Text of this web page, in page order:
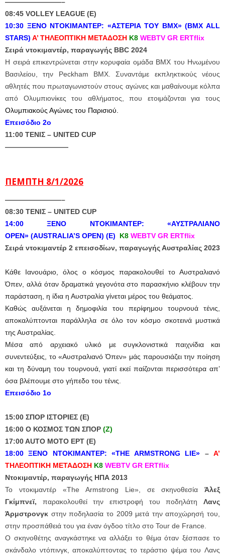
08:45 VOLLEY LEAGUE (E)
10:30 ΞΕΝΟ ΝΤΟΚΙΜΑΝΤΕΡ: «ΑΣΤΕΡΙΑ ΤΟΥ ΒΜΧ» (BMX ALL
STARS) Α’ ΤΗΛΕΟΠΤΙΚΗ ΜΕΤΑΔΟΣΗ Κ8 WEBTV GR ERTflix
Σειρά ντοκιμαντέρ, παραγωγής BBC 2024
Η σειρά επικεντρώνεται στην κορυφαία ομάδα ΒΜΧ του Ηνωμένου
Βασιλείου, την Peckham BMX. Συναντάμε εκπληκτικούς νέους
αθλητές που πρωταγωνιστούν στους αγώνες και μαθαίνουμε κόλπα
από Ολυμπιονίκες του αθλήματος, που ετοιμάζονται για τους
Ολυμπιακούς Αγώνες του Παρισιού.
Επεισόδιο 2ο
11:00 ΤΕΝΙΣ – UNITED CUP
—————————
ΠΕΜΠΤΗ 8/1/2026
————————–
08:30 ΤΕΝΙΣ – UNITED CUP
14:00 ΞΕΝΟ ΝΤΟΚΙΜΑΝΤΕΡ: «ΑΥΣΤΡΑΛΙΑΝΟ
ΟPEN» (AUSTRALIA’S OPEN) (Ε) Κ8 WEBTV GR ERTflix
Σειρά ντοκιμαντέρ 2 επεισοδίων, παραγωγής Αυστραλίας 2023
Κάθε Ιανουάριο, όλος ο κόσμος παρακολουθεί το Αυστραλιανό
Όπεν, αλλά όταν δραματικά γεγονότα στο παρασκήνιο κλέβουν την
παράσταση, η ίδια η Αυστραλία γίνεται μέρος του θεάματος.
Καθώς αυξάνεται η δημοφιλία του περίφημου τουρνουά τένις,
αποκαλύπτονται παράλληλα σε όλο τον κόσμο σκοτεινά μυστικά
της Αυστραλίας.
Μέσα από αρχειακό υλικό με συγκλονιστικά παιχνίδια και
συνεντεύξεις, το «Αυστραλιανό Όπεν» μάς παρουσιάζει την ποίηση
και τη δύναμη του τουρνουά, γιατί εκεί παίζονται περισσότερα απ’
όσα βλέπουμε στο γήπεδο του τένις.
Eπεισόδιο 1ο
15:00 ΣΠΟΡ ΙΣΤΟΡΙΕΣ (Ε)
16:00 Ο ΚΟΣΜΟΣ ΤΩΝ ΣΠΟΡ (Ζ)
17:00 AUTO MOTO EΡΤ (Ε)
18:00 ΞΕΝΟ ΝΤΟΚΙΜΑΝΤΕΡ:«THE ARMSTRONG LIE» –Α’
ΤΗΛΕΟΠΤΙΚΗ ΜΕΤΑΔΟΣΗ Κ8 WEBTV GR ERTflix
Ντοκιμαντέρ, παραγωγής ΗΠΑ 2013
Το ντοκιμαντέρ «The Armstrong Lie», σε σκηνοθεσία Άλεξ
Γκίμπνεϊ, παρακολουθεί την επιστροφή του ποδηλάτη Λανς
Άρμστρονγκ στην ποδηλασία το 2009 μετά την αποχώρησή του,
στην προσπάθειά του για έναν όγδοο τίτλο στο Tour de France.
O σκηνοθέτης αναγκάστηκε να αλλάξει το θέμα όταν ξέσπασε το
σκάνδαλο ντόπινγκ, αποκαλύπτοντας το τεράστιο ψέμα του Λανς